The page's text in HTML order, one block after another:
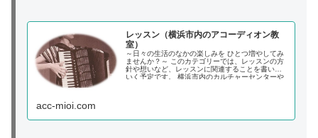
レッスン（横浜市内のアコーディオン教
室）
～日々の生活のなかの楽しみを ひとつ増やしてみ
ませんか？～ このカテゴリーでは、レッスンの方
針や想いなど、レッスンに関連することを書いて
いく予定です。 横浜市内のカルチャーセンターや
acc-mioi.com